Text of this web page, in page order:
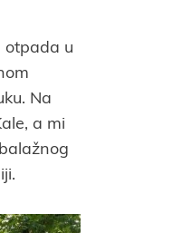
otpada u
Na
a mi